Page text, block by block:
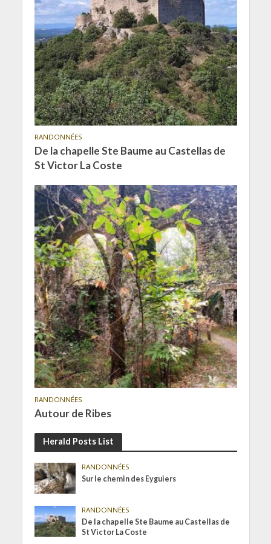
RANDONNÉES
De la chapelle Ste Baume au Castellas de
St Victor La Coste
RANDONNÉES
Autour de Ribes
Herald Posts List
RANDONNÉES
Sur le chemin des Eyguiers
RANDONNÉES
De la chapelle Ste Baume au Castellas de
St Victor La Coste